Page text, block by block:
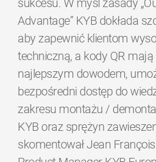
sukcesu. W myśl zasady
Advantage” KYB dokłada
aby zapewnić klientom
techniczną, a kody QR
najlepszym dowodem,
bezpośredni dostęp do
zakresu montażu /
KYB oraz sprężyn
skomentował Jean